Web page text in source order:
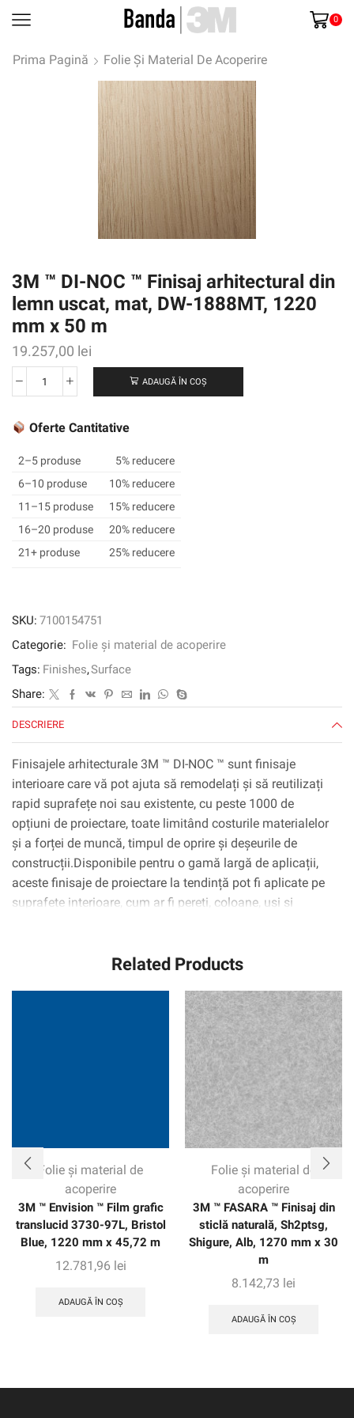
0
Prima Pagină Folie Și Material De Acoperire
3M ™ DI-NOC ™ Finisaj arhitectural din
lemn uscat, mat, DW-1888MT, 1220
mm x 50 m
19.257,00 lei
Cantitate
™
NOC
Finisaj
arhitectural
din
lemn
1888MT,
mm
x
m
ADAUGĂ ÎN COȘ
Oferte Cantitative
2–5 produse
5% reducere
6–10 produse
10% reducere
11–15 produse
15% reducere
16–20 produse
20% reducere
21+ produse
25% reducere
SKU: 7100154751
Categorie: Folie și material de acoperire
Tags: Finishes,Surface
Share:
DESCRIERE
Finisajele arhitecturale 3M ™ DI-NOC ™ sunt finisaje
interioare care vă pot ajuta să remodelați și să reutilizați
rapid suprafețe noi sau existente, cu peste 1000 de
opțiuni de proiectare, toate limitând costurile materialelor
și a forței de muncă, timpul de oprire și deșeurile de
construcții.Disponibile pentru o gamă largă de aplicații,
aceste finisaje de proiectare la tendință pot fi aplicate pe
suprafețe interioare, cum ar fi pereți, coloane, uși și
practic bulele de aer, simplificând și accelerând procesul
Related Products
Folie și material de
acoperire
3M ™ Envision ™ Film grafic
translucid 3730-97L, Bristol
Blue, 1220 mm x 45,72 m
12.781,96 lei
ADAUGĂ ÎN COȘ
Folie și material de
acoperire
3M ™ FASARA ™ Finisaj din
sticlă naturală, Sh2ptsg,
Shigure, Alb, 1270 mm x 30
m
8.142,73 lei
ADAUGĂ ÎN COȘ